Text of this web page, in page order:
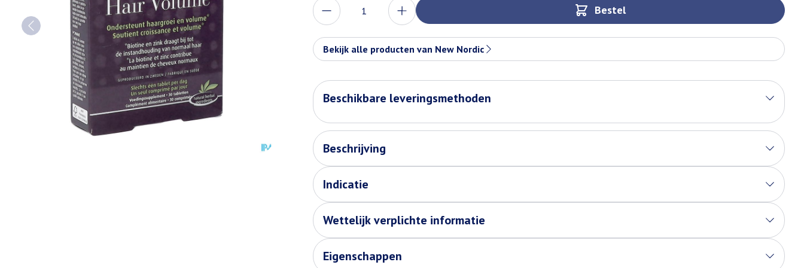
Aantal
Bestel
Bekijk alle producten van New Nordic
Beschikbare leveringsmethoden
Beschrijving
Indicatie
Wettelijk verplichte informatie
Eigenschappen